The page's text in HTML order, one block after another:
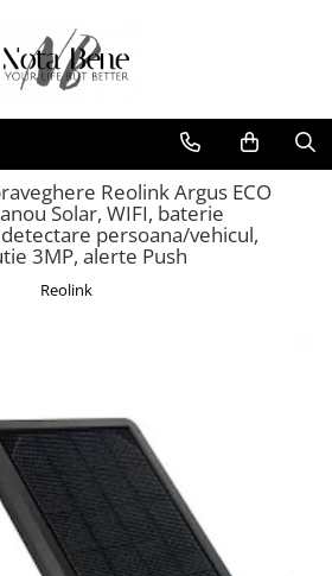
Reolink Argus ECO
Solar, WIFI, baterie
persoana/vehicul,
3MP, alerte Push
Reolink